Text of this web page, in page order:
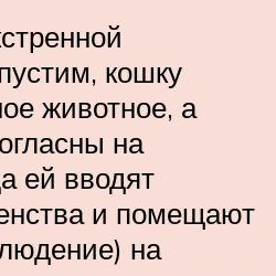
кошку
животное, а
на
ей вводят
и помещают
на